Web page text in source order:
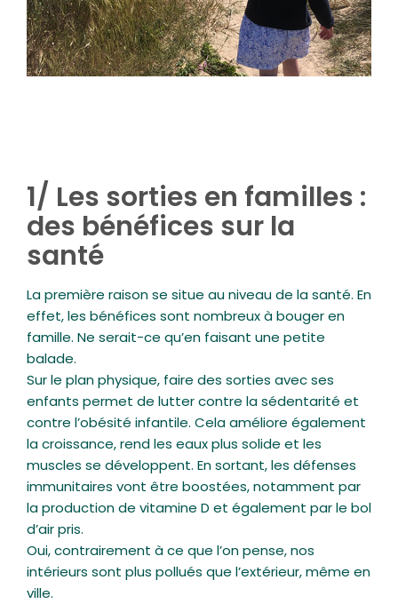
1/ Les sorties en familles :
des bénéfices sur la
santé
La première raison se situe au niveau de la santé. En
effet, les bénéfices sont nombreux à bouger en
famille. Ne serait-ce qu’en faisant une petite
balade.
Sur le plan physique, faire des sorties avec ses
enfants permet de lutter contre la sédentarité et
contre l’obésité infantile. Cela améliore également
la croissance, rend les eaux plus solide et les
muscles se développent. En sortant, les défenses
immunitaires vont être boostées, notamment par
la production de vitamine D et également par le bol
d’air pris.
Oui, contrairement à ce que l’on pense, nos
intérieurs sont plus pollués que l’extérieur, même en
ville.